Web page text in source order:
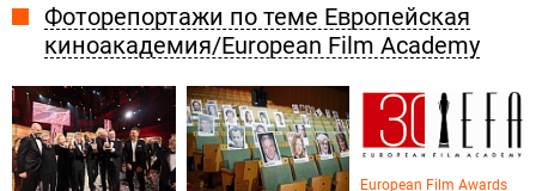
Фоторепортажи по теме Европейская
киноакадемия/European Film Academy
European Film Awards